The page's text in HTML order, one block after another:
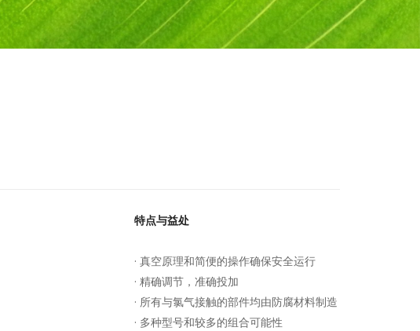
特点与益处
· 真空原理和简便的操作确保安全运行
· 精确调节，准确投加
· 所有与氯气接触的部件均由防腐材料制造
· 多种型号和较多的组合可能性